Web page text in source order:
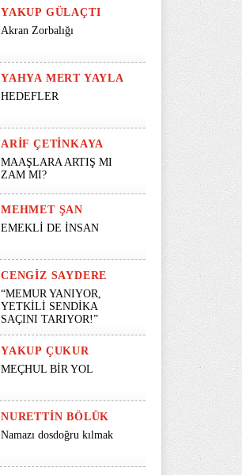
YAKUP GÜLAÇTI
Akran Zorbalığı
YAHYA MERT YAYLA
HEDEFLER
ARIF ÇETINKAYA
MAAŞLARA ARTIŞ MI
ZAM MI?
MEHMET ŞAN
EMEKLİ DE İNSAN
CENGIZ SAYDERE
“MEMUR YANIYOR,
YETKİLİ SENDİKA
SAÇINI TARIYOR!”
YAKUP ÇUKUR
MEÇHUL BİR YOL
NURETTIN BÖLÜK
Namazı dosdoğru kılmak